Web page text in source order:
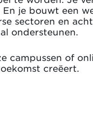
je bouwt een
sectoren en
ondersteunen.
campussen of
creëert.